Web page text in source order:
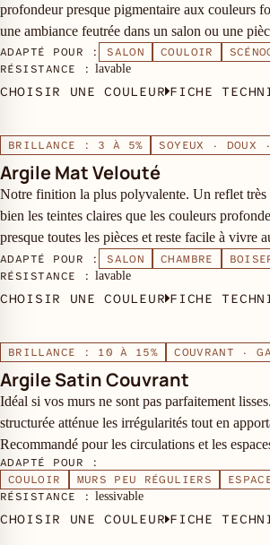
profondeur presque pigmentaire aux couleurs
une ambiance feutrée dans un salon ou une
ADAPTÉ POUR : SALON COULOIR
RÉSISTANCE : lavable
CHOISIR UNE COULEUR FICHE
BRILLANCE : 3 À 5% SOYEUX · DOUX
Argile Mat Velouté
Notre finition la plus polyvalente. Un reflet très
bien les teintes claires que les couleurs
presque toutes les pièces et reste facile à vivre
ADAPTÉ POUR : SALON CHAMBRE
RÉSISTANCE : lavable
CHOISIR UNE COULEUR FICHE
BRILLANCE : 10 À 15% COUVRANT ·
Argile Satin Couvrant
Idéal si vos murs ne sont pas parfaitement
structurée atténue les irrégularités tout en
Recommandé pour les circulations et les
ADAPTÉ POUR :
COULOIR
MURS PEU RÉGULIERS
RÉSISTANCE : lessivable
CHOISIR UNE COULEUR FICHE